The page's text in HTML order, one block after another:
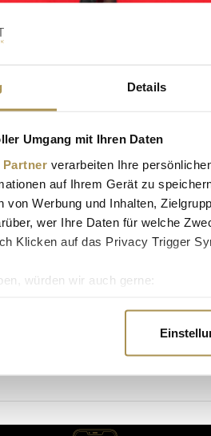
Details
Umgang mit Ihren Daten
Partner verarbeiten Ihre
auf Ihrem Gerät zu
von Werbung und Inhalten,
wer Ihre Daten für welche
Klicken auf das Privacy Trigger
würden wir auch gerne:
darüber, wie Ihre persönlichen
um Inhalte und Anzeigen zu